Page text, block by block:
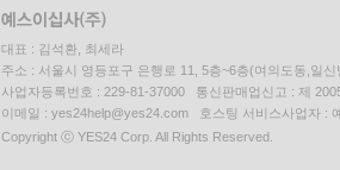
대표 : 김석환, 최세라
주소 : 서울시 영등포구 은행로 11, 5층~6층(여의도동,일신
사업자등록번호 : 229-81-37000 통신판매업신고 : 제
이메일 : yes24help@yes24.com 호스팅 서비스사업자 :
Copyright ⓒ YES24 Corp. All Rights Reserved.